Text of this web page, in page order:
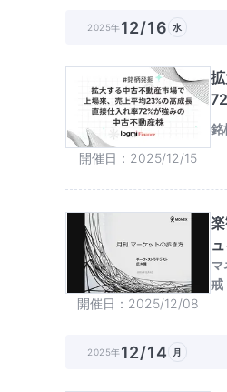
2025年12/16 水
開催日 2025/12/15
銘
開催日 2025/12/08
マ
戒
2025年12/14 月